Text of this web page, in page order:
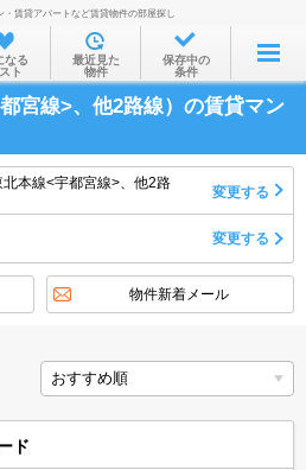
部屋を探す
沿線・駅から
住所から
家賃相場から
不動産会社から
賃貸アパートなど賃貸物件の部屋探し
なる
ト
最近見た
物件
保存中の
条件
宮線>、他2路線）の賃貸マン
本線<宇都宮線>、他2路
変更する
変更する
物件新着メール
ド